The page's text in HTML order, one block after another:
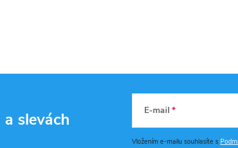
a slevách E-mail
Vložením e-mailu souhlasíte s